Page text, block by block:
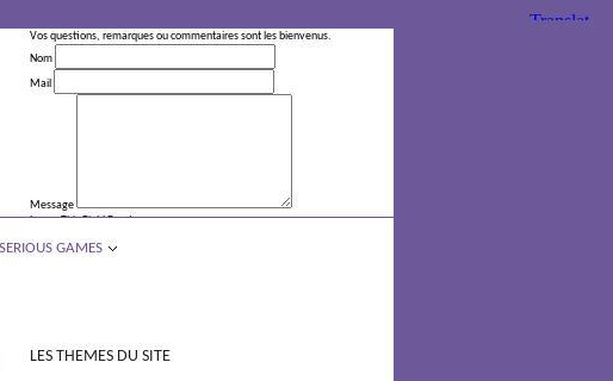
Vos questions, remarques ou commentaires sont les bienvenus.
Nom
Mail
Message
Leave This Field Empty
GAMES
LES THEMES DU SITE